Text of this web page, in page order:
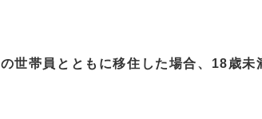
世帯員とともに移住した場合、18歳未